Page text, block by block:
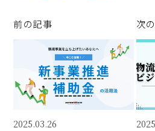
p
y
Li
n
k
e
b
o
o
e
d
I
n
前の記事
2025.03.26
次